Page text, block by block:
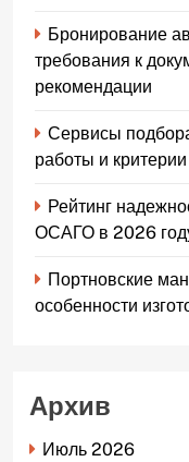
Бронирование
требования к
рекомендации
Сервисы
работы и
Рейтинг
ОСАГО в 2026
Портновские
особенности
Архив
Июль 2026